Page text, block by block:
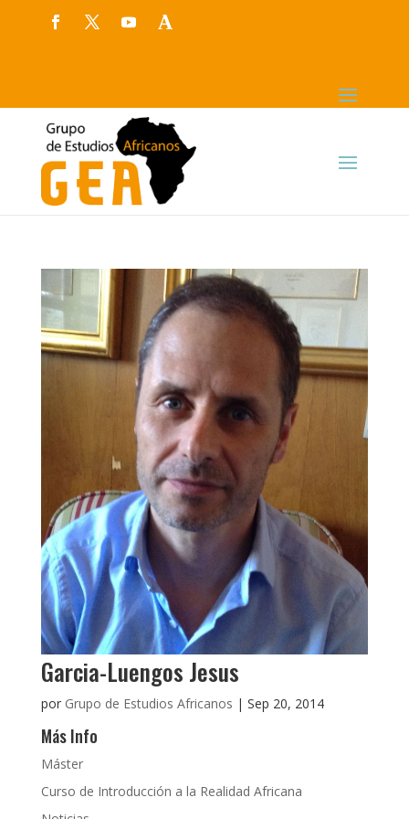
Garcia-Luengos Jesus
por Grupo de Estudios Africanos | Sep 20, 2014
Más Info
Máster
Curso de Introducción a la Realidad Africana